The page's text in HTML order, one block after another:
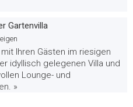
Gartenvilla
Ihren Gästen im riesigen
idyllisch gelegenen Villa und
Lounge- und
»